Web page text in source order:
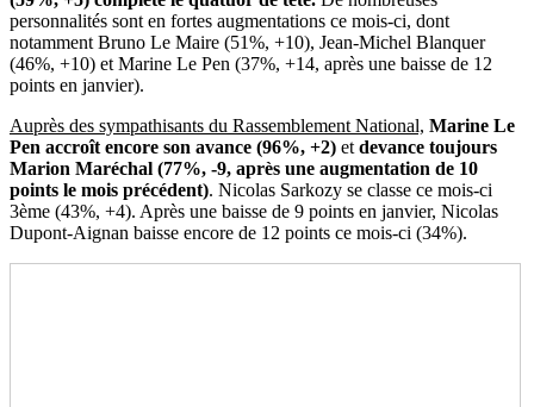
personnalités sont en fortes augmentations ce mois-ci, dont
notamment Bruno Le Maire (51%, +10), Jean-Michel Blanquer
(46%, +10) et Marine Le Pen (37%, +14, après une baisse de 12
points en janvier).
Auprès des sympathisants du Rassemblement National, Marine Le
Pen accroît encore son avance (96%, +2) et devance toujours
Marion Maréchal (77%, -9, après une augmentation de 10
points le mois précédent). Nicolas Sarkozy se classe ce mois-ci
3ème (43%, +4). Après une baisse de 9 points en janvier, Nicolas
Dupont-Aignan baisse encore de 12 points ce mois-ci (34%).